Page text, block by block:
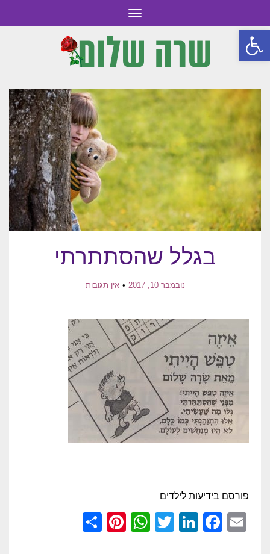
פתח סרגל נגישות
תפריט
בגלל שהסתתרתי
נובמבר 10, 2017 אין תגובות
פורסם בידיעות לילדים
Email
Facebook
LinkedIn
Twitter
WhatsApp
Pinterest